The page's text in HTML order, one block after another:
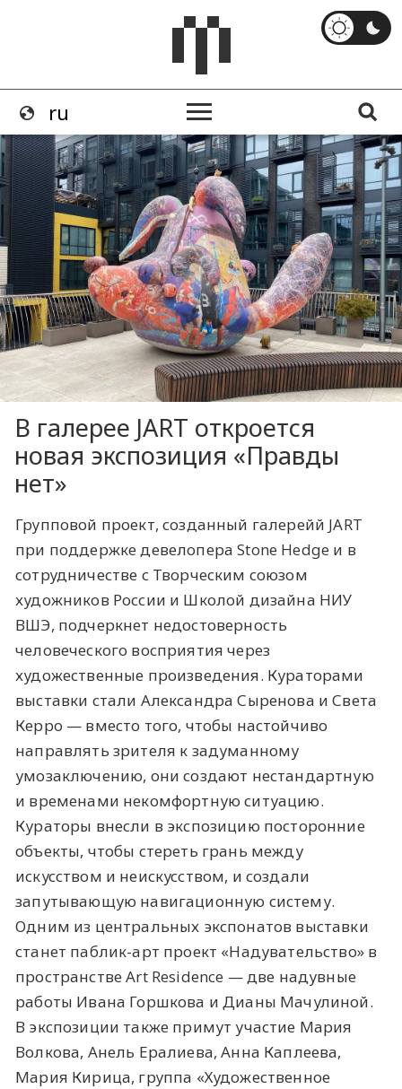
В галерее JART откроется
новая экспозиция «Правды
нет»
Групповой проект, созданный галерейй JART
при поддержке девелопераStone Hedge и в
сотрудничестве с Творческим союзом
художников России и Школой дизайна НИУ
ВШЭ, подчеркнет недостоверность
человеческого восприятия через
художественные произведения. Кураторами
выставки стали Александра Сыренова и Света
Керро — вместо того, чтобы настойчиво
направлять зрителя к задуманному
умозаключению, они создают нестандартную
и временами некомфортную ситуацию.
Кураторы внесли в экспозицию посторонние
объекты, чтобы стереть грань между
искусством и неискусством, и создали
запутывающую навигационную систему.
Одним из центральных экспонатов выставки
станет паблик-арт проект «Надувательство» в
пространстве Art Residence — две надувные
работы Ивана Горшкова и Дианы Мачулиной.
В экспозиции также примут участие Мария
Волкова, Анель Ералиева, Анна Каплеева,
Мария Кирица, группа «Художественное